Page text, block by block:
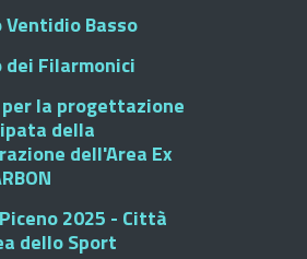
Basso
Filarmonici
per la progettazione
della
dell'Area Ex
2025 - Città
dello Sport